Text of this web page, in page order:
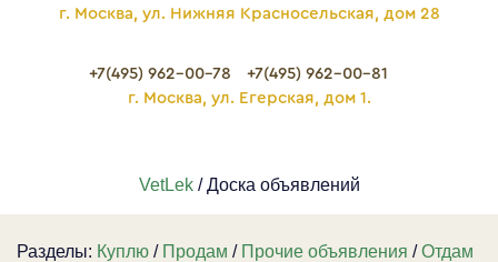
г. Москва, ул. Нижняя Красносельская, дом 28
+7(495) 962-00-78
+7(495) 962-00-81
г. Москва, ул. Егерская, дом 1.
VetLek/ Доска объявлений
Разделы: Куплю / Продам / Прочие объявления /Отдам